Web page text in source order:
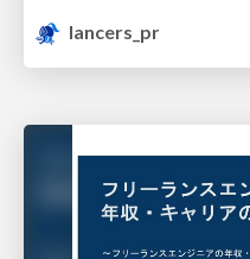
lancers_pr